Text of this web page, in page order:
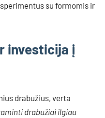
su formomis ir
investicija į
drabužius, verta
drabužiai ilgiau